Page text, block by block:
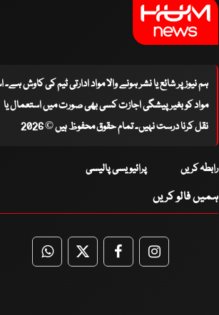
ہم نیوز پر شائع یا نشر ہونے والا مواد ادارتی ٹیم کی کاوش
مواد کو بغیر پیشگی اجازت کسی بھی صورت میں استعمال یا
نقل کرنا درست نہیں۔ تمام حقوق محفوظ ہیں © 2026
رابطہ کریں پرائیویسی پالیسی
ہمیں فالو کریں
WhatsApp
TwitterFacebookFacebook